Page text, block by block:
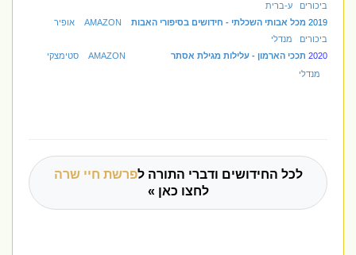
ביכורים
ע-ברית
2019 מכל אבותי השכלתי - חידושים בסיפורי האבות AMAZON
אופיר
ביכורים
מנדלי
2020 תככי הארמון - עלילות מגילת אסתר AMAZON
סטימצקי
מנדלי
לכל החידושים ודברי התורה לפרשת חיי שרה
לחצו כאן »